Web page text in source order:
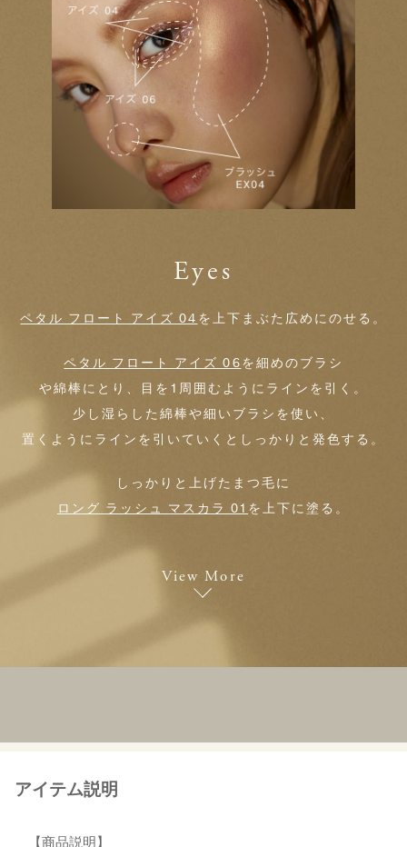
Eyes
ペタル フロート アイズ 04 を上下まぶた広めにのせる。
ペタル フロート アイズ 06を細めのブラシ
や綿棒にとり、目を1周囲むようにラインを引く。
少し湿らした綿棒や細いブラシを使い、
置くようにラインを引いていくとしっかりと発色する。
しっかりと上げたまつ毛に
ロング ラッシュ マスカラ 01 を上下に塗る。
View More
アイテム説明
【商品説明】